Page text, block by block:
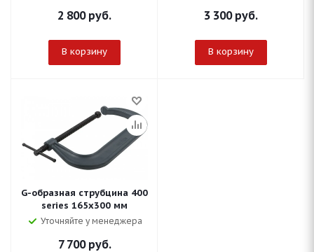
2 800руб.
В корзину
3 300руб.
В корзину
G-образная струбцина 400
series 165х300 мм
Уточняйте у менеджера
7 700руб.